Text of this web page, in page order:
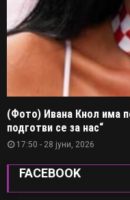
(Фото) Ивана Кнол има
подготви се за нас“
17:50 - 28 јуни, 2026
FACEBOOK